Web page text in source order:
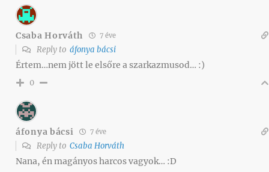
Csaba Horváth 7 éve
Reply to áfonya bácsi
Értem…nem jött le elsőre a szarkazmusod… :)
0
áfonya bácsi 7 éve
Reply to Csaba Horváth
Nana, én magányos harcos vagyok… :D